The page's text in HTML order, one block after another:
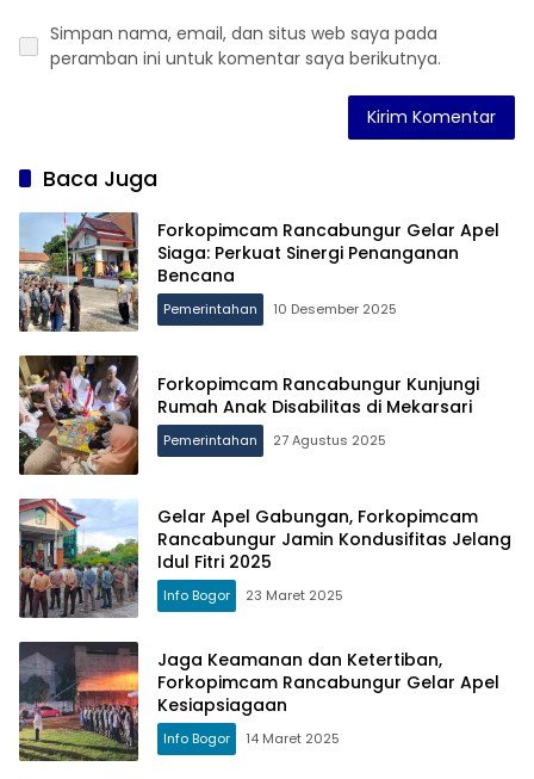
Simpan nama, email, dan situs web saya pada
peramban ini untuk komentar saya berikutnya.
Baca Juga
Forkopimcam Rancabungur Gelar Apel
Siaga: Perkuat Sinergi Penanganan
Bencana
Pemerintahan 10 Desember 2025
Forkopimcam Rancabungur Kunjungi
Rumah Anak Disabilitas di Mekarsari
Pemerintahan 27 Agustus 2025
Gelar Apel Gabungan, Forkopimcam
Rancabungur Jamin Kondusifitas Jelang
Idul Fitri 2025
Info Bogor 23 Maret 2025
Jaga Keamanan dan Ketertiban,
Forkopimcam Rancabungur Gelar Apel
Kesiapsiagaan
Info Bogor 14 Maret 2025